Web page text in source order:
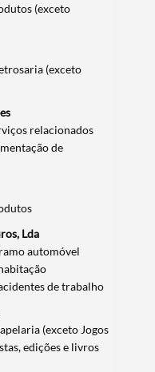
(exceto
(exceto
relacionados
de
Lda
automóvel
de trabalho
(exceto Jogos
edições e livros